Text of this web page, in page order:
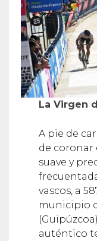
La Virgen
A pie de
de coronar
suave y
vascos, a
municipio
auténtico